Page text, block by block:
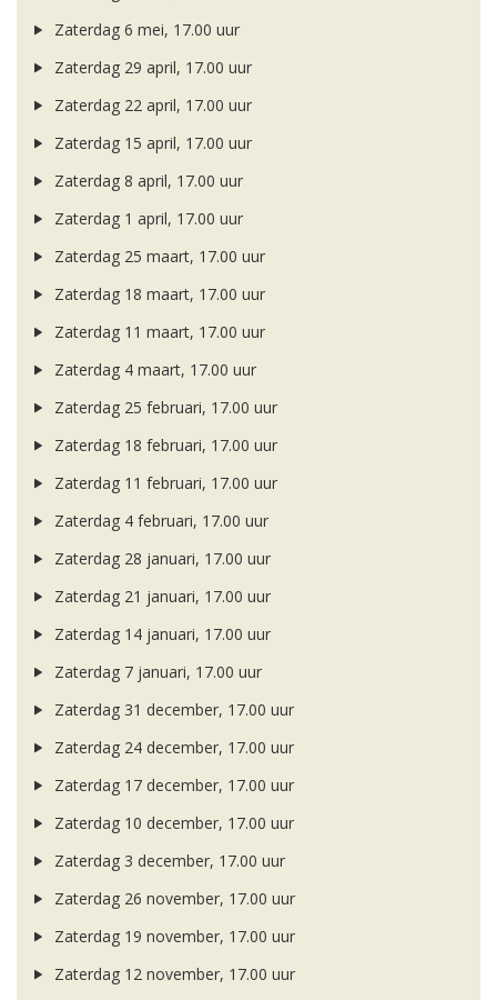
Zaterdag 6 mei, 17.00 uur
Zaterdag 29 april, 17.00 uur
Zaterdag 22 april, 17.00 uur
Zaterdag 15 april, 17.00 uur
Zaterdag 8 april, 17.00 uur
Zaterdag 1 april, 17.00 uur
Zaterdag 25 maart, 17.00 uur
Zaterdag 18 maart, 17.00 uur
Zaterdag 11 maart, 17.00 uur
Zaterdag 4 maart, 17.00 uur
Zaterdag 25 februari, 17.00 uur
Zaterdag 18 februari, 17.00 uur
Zaterdag 11 februari, 17.00 uur
Zaterdag 4 februari, 17.00 uur
Zaterdag 28 januari, 17.00 uur
Zaterdag 21 januari, 17.00 uur
Zaterdag 14 januari, 17.00 uur
Zaterdag 7 januari, 17.00 uur
Zaterdag 31 december, 17.00 uur
Zaterdag 24 december, 17.00 uur
Zaterdag 17 december, 17.00 uur
Zaterdag 10 december, 17.00 uur
Zaterdag 3 december, 17.00 uur
Zaterdag 26 november, 17.00 uur
Zaterdag 19 november, 17.00 uur
Zaterdag 12 november, 17.00 uur